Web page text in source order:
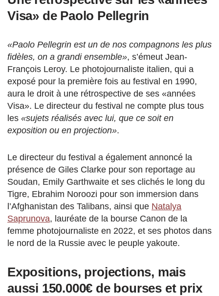
Visa» de Paolo Pellegrin
«Paolo Pellegrin est un de nos compagnons les plus
fidèles, on a grandi ensemble», s’émeut Jean-
François Leroy. Le photojournaliste italien, qui a
exposé pour la première fois au festival en 1990,
aura le droit à une rétrospective de ses «années
Visa». Le directeur du festival ne compte plus tous
les «sujets réalisés avec lui, que ce soit en
exposition ou en projection».
Le directeur du festival a également annoncé la
présence de Giles Clarke pour son reportage au
Soudan, Emily Garthwaite et ses clichés le long du
Tigre, Ebrahim Noroozi pour son immersion dans
l’Afghanistan des Talibans, ainsi que Natalya
Saprunova, lauréate de la bourse Canon de la
femme photojournaliste en 2022, et ses photos dans
le nord de la Russie avec le peuple yakoute.
Expositions, projections, mais
aussi 150.000€ de bourses et prix